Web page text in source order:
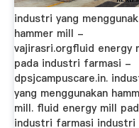
industri yang
hammer mill -
vajirasri.orgfluid energy
pada industri farmasi -
dpsjcampuscare.in.
yang menggunakan
mill. fluid energy mill
industri farmasi